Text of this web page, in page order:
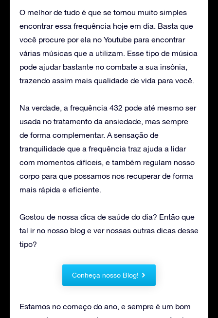
O melhor de tudo é que se tornou muito simples
encontrar essa frequência hoje em dia. Basta que
você procure por ela no Youtube para encontrar
várias músicas que a utilizam. Esse tipo de música
pode ajudar bastante no combate a sua insônia,
trazendo assim mais qualidade de vida para você.
Na verdade, a frequência 432 pode até mesmo ser
usada no tratamento da ansiedade, mas sempre
de forma complementar. A sensação de
tranquilidade que a frequência traz ajuda a lidar
com momentos difíceis, e também regulam nosso
corpo para que possamos nos recuperar de forma
mais rápida e eficiente.
Gostou de nossa dica de saúde do dia? Então que
tal ir no nosso blog e ver nossas outras dicas desse
tipo?
Conheça nosso Blog!
Estamos no começo do ano, e sempre é um bom